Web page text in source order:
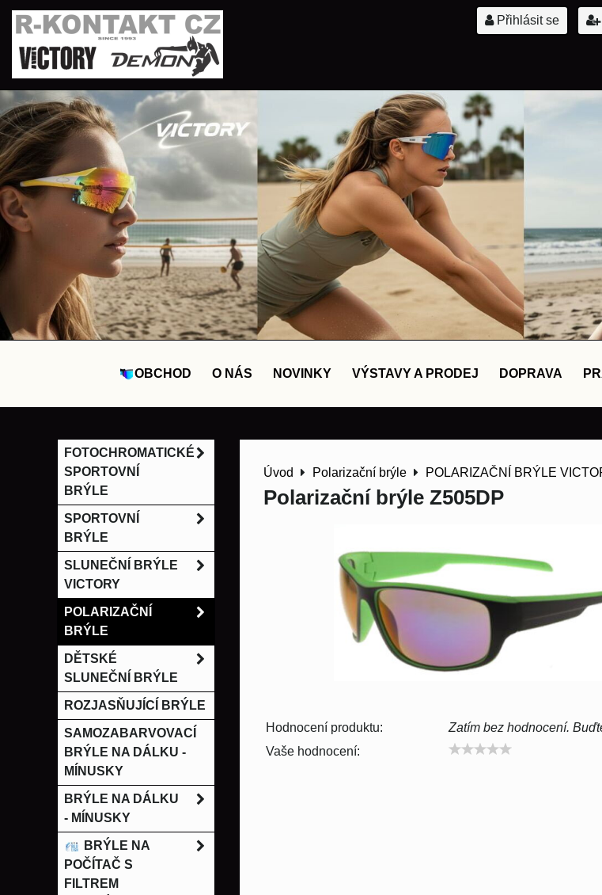
Přihlásit se
OBCHOD O NÁS NOVINKY VÝSTAVY A PRODEJ DOPRAVA
Úvod Polarizační brýle POLARIZAČNÍ BRÝLE
Polarizační brýle Z505DP
Hodnocení produktu:
Zatím bez hodnocení.
Vaše hodnocení:
FOTOCHROMATICKÉ
SPORTOVNÍ
BRÝLE
SPORTOVNÍ
BRÝLE
SLUNEČNÍ BRÝLE
VICTORY
POLARIZAČNÍ
BRÝLE
DĚTSKÉ
SLUNEČNÍ BRÝLE
ROZJASŇUJÍCÍ BRÝLE
SAMOZABARVOVACÍ
BRÝLE NA DÁLKU -
MÍNUSKY
BRÝLE NA DÁLKU
- MÍNUSKY
BRÝLE NA
POČÍTAČ S
FILTREM